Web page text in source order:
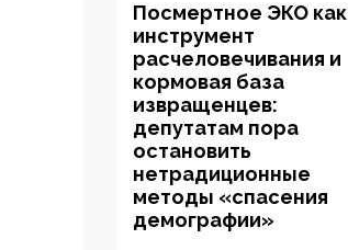
Посмертное ЭКО как
инструмент
расчеловечивания и
кормовая база
извращенцев:
депутатам пора
остановить
нетрадиционные
методы «спасения
демографии»